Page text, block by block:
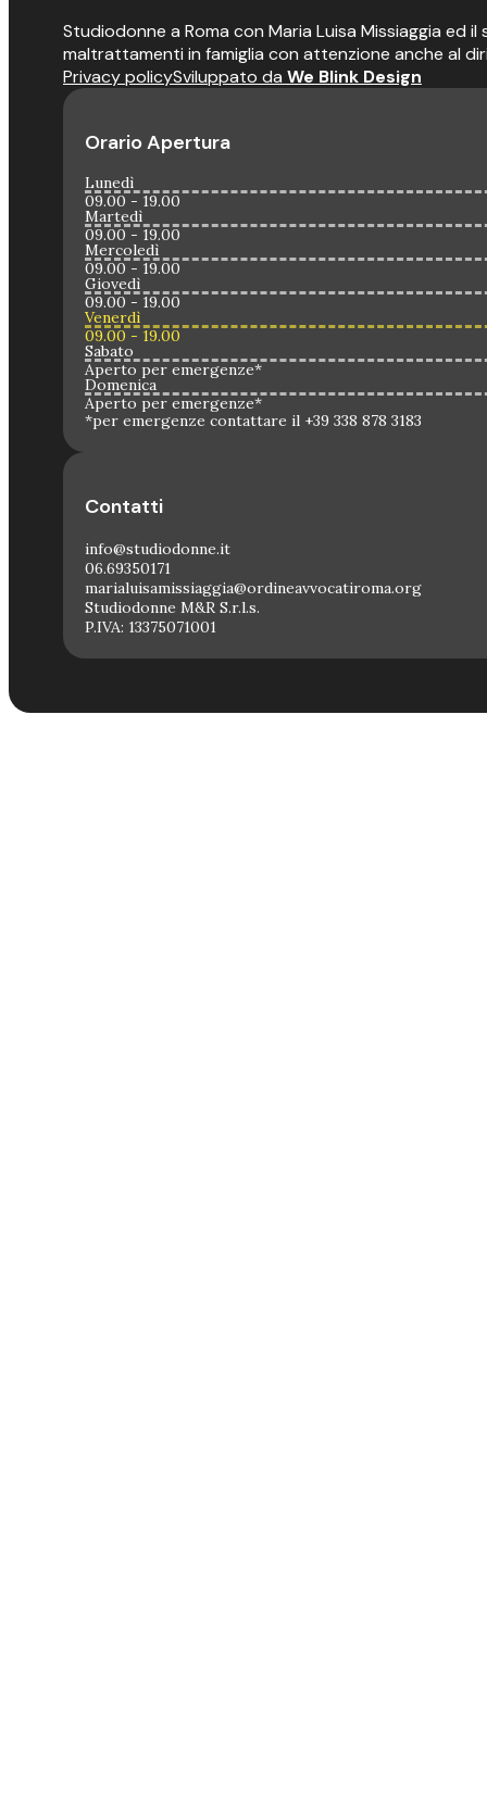
Studiodonne a Roma con Maria Luisa Missiaggia ed
maltrattamenti in famiglia con attenzione anche al
Privacy policySviluppato da We Blink Design
Orario Apertura
Lunedì
09.00 - 19.00
Martedì
09.00 - 19.00
Mercoledì
09.00 - 19.00
Giovedì
09.00 - 19.00
Venerdì
09.00 - 19.00
Sabato
Aperto per emergenze*
Domenica
Aperto per emergenze*
*per emergenze contattare il +39 338 878 3183
Contatti
info@studiodonne.it
06.69350171
marialuisamissiaggia@ordineavvocatiroma.org
Studiodonne M&R S.r.l.s.
P.IVA: 13375071001